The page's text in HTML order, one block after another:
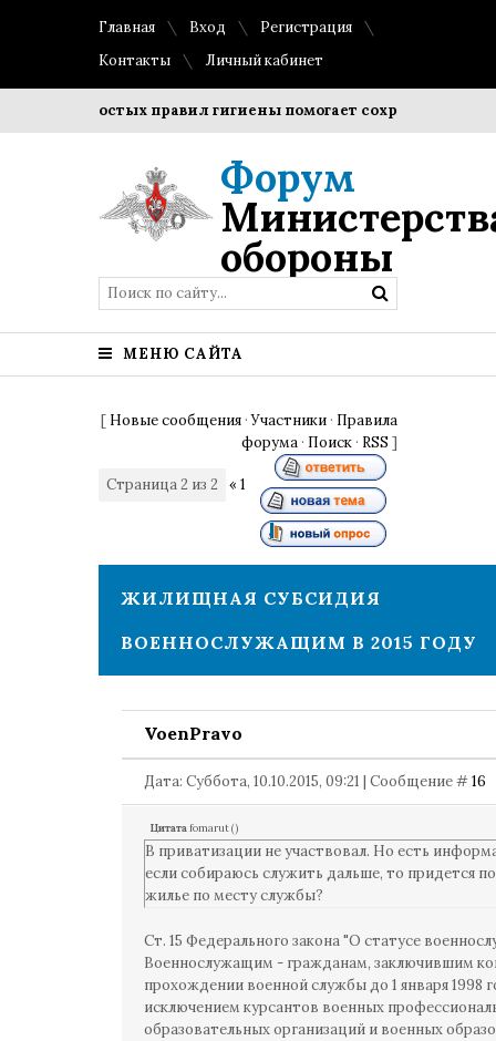
Главная Вход
Регистрация
Контакты
Личный кабинет
простых правил гигиены помогает сохранить
Форум
обороны
МЕНЮ САЙТА
[ Новые сообщения ·Участники · Правила
форума · Поиск · RSS ]
Страница2 из 2 « 1
ЖИЛИЩНАЯ СУБСИДИЯ
ВОЕННОСЛУЖАЩИМ В 2015 ГОДУ
VoenPravo
Дата: Суббота, 10.10.2015, 09:21 | Сообщение #16
Цитатаfomarut()
В приватизации не участвовал. Но есть
если собираюсь служить дальше, то придется
жилье по месту службы?
Ст. 15 Федерального закона "О статусе
Военнослужащим - гражданам, заключившим
прохождении военной службы до 1 января 1998
исключением курсантов военных
образовательных организаций и военных